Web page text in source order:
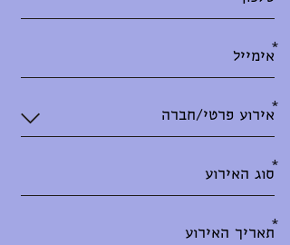
השאירו
פרטים
באמצעות
אייקון
whatsapp